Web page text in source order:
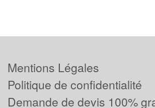
Mentions Légales
Politique de confidentialité
Demande de devis 100%